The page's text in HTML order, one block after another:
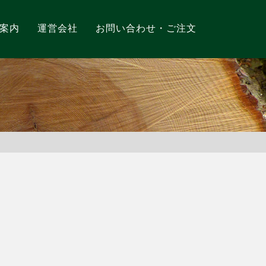
内 運営会社 お問い合わせ・ご注文